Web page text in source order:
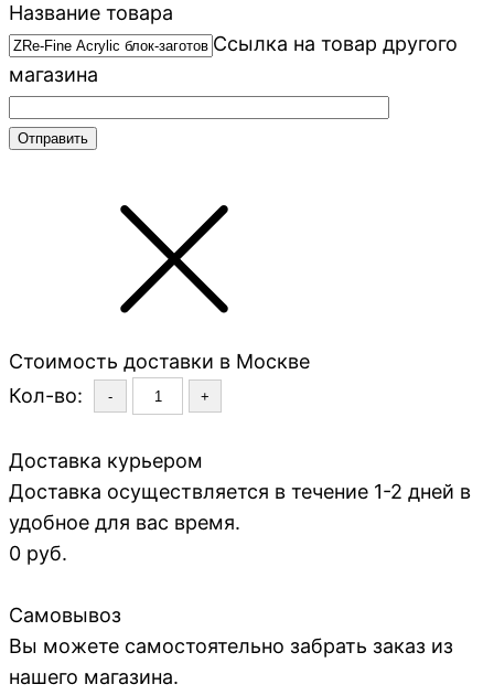
Название товара
Ссылка на товар другого
магазина
Стоимость доставки в Москве
Кол-во:
- +
Доставка курьером
Доставка осуществляется в течение 1-2 дней в
удобное для вас время.
0 руб.
Самовывоз
Вы можете самостоятельно забрать заказ из
нашего магазина.